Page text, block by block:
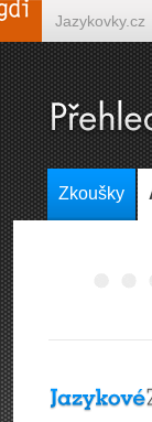
Jazykovky.cz
Španělština
Zkoušky